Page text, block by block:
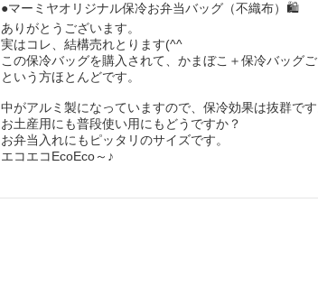
●マーミヤオリジナル保冷お弁当バッグ（不織布）🛍
ありがとうございます。
実はコレ、結構売れとります(^^ゞ
この保冷バッグを購入されて、かまぼこ＋保冷バッグ
という方ほとんどです。
中がアルミ製になっていますので、保冷効果は抜群です
お土産用にも普段使い用にもどうですか？
お弁当入れにもピッタリのサイズです。
エコエコEcoEco～♪